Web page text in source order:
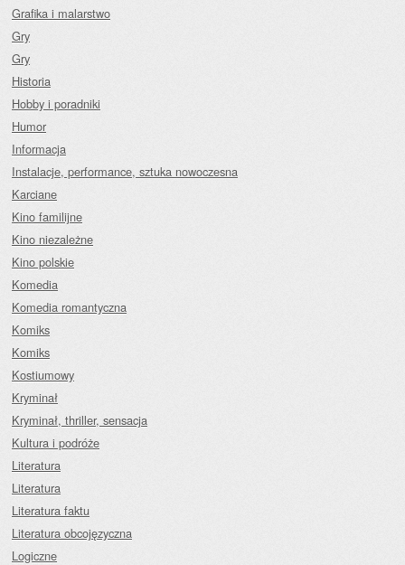
Grafika i malarstwo
Gry
Gry
Historia
Hobby i poradniki
Humor
Informacja
Instalacje, performance, sztuka nowoczesna
Karciane
Kino familijne
Kino niezależne
Kino polskie
Komedia
Komedia romantyczna
Komiks
Komiks
Kostiumowy
Kryminał
Kryminał, thriller, sensacja
Kultura i podróże
Literatura
Literatura
Literatura faktu
Literatura obcojęzyczna
Logiczne